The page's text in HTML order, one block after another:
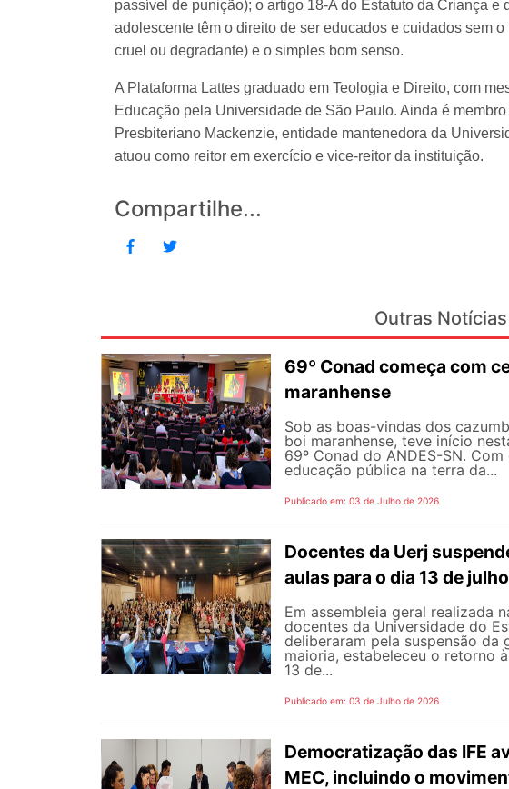
passível de punição); o artigo 18-A do Estatuto da Criança e
adolescente têm o direito de ser educados e cuidados sem
cruel ou degradante) e o simples bom senso.
A Plataforma Lattes graduado em Teologia e Direito, com
Educação pela Universidade de São Paulo. Ainda é
Presbiteriano Mackenzie, entidade mantenedora da
atuou como reitor em exercício e vice-reitor da instituição.
Compartilhe...
Outras Notícias
69º Conad começa com
maranhense
Sob as boas-vindas dos
boi maranhense, teve início
69º Conad do ANDES-SN.
educação pública na terra da...
Publicado em: 03 de Julho de 2026
Docentes da Uerj
aulas para o dia 13 de julho
Em assembleia geral realizada
docentes da Universidade do
deliberaram pela suspensão da
maioria, estabeleceu o retorno
13 de...
Publicado em: 03 de Julho de 2026
Democratização das IFE
MEC, incluindo o